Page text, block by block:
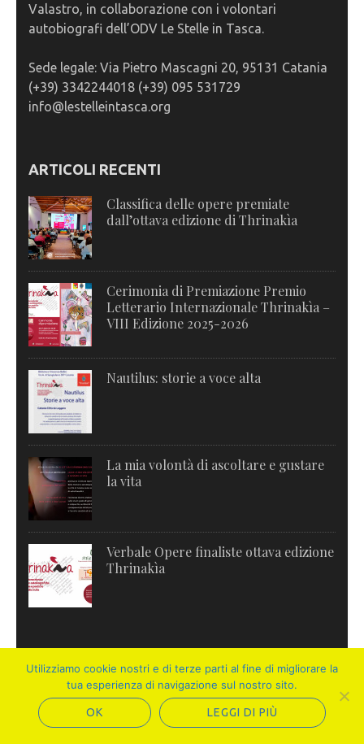
Valastro, in collaborazione con i volontari
autobiografi dell’ODV Le Stelle in Tasca.
Sede legale: Via Pietro Mascagni 20, 95131 Catania
(+39) 3342244018 (+39) 095 531729
info@lestelleintasca.org
ARTICOLI RECENTI
Classifica delle opere premiate
dall’ottava edizione di Thrinakìa
Cerimonia di Premiazione Premio
Letterario Internazionale Thrinakìa –
VIII Edizione 2025-2026
Nautilus: storie a voce alta
La mia volontà di ascoltare e gustare
la vita
Verbale Opere finaliste ottava edizione
Thrinakìa
SEGUICI ANCHE SU
Utilizziamo cookie nostri e di terze parti al fine di migliorare la
tua esperienza di navigazione sul nostro sito.
OK LEGGI DI PIÙ